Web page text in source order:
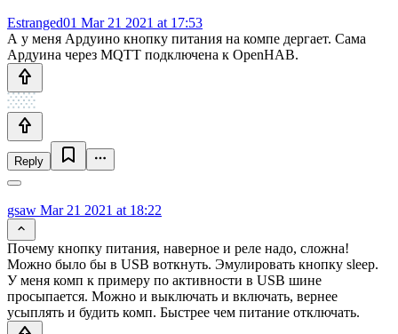
Estranged01 Mar 21 2021 at 17:53
А у меня Ардуино кнопку питания на компе дергает. Сама
Ардуина через MQTT подключена к OpenHAB.
Reply
gsaw Mar 21 2021 at 18:22
Почему кнопку питания, наверное и реле надо, сложна!
Можно было бы в USB воткнуть. Эмулировать кнопку sleep.
У меня комп к примеру по активности в USB шине
просыпается. Можно и выключать и включать, вернее
усыплять и будить комп. Быстрее чем питание отключать.